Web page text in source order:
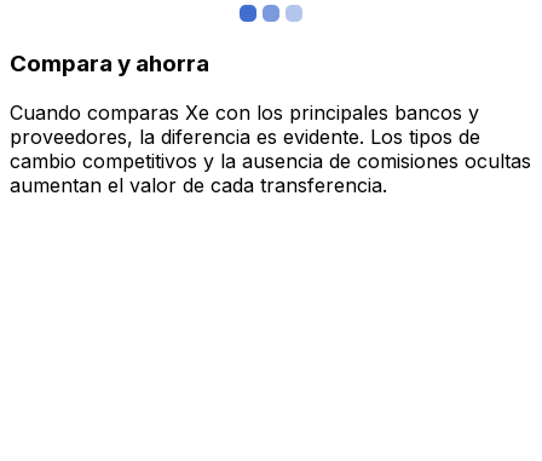
Compara y ahorra
Cuando comparas Xe con los principales bancos y
proveedores, la diferencia es evidente. Los tipos de
cambio competitivos y la ausencia de comisiones ocultas
aumentan el valor de cada transferencia.